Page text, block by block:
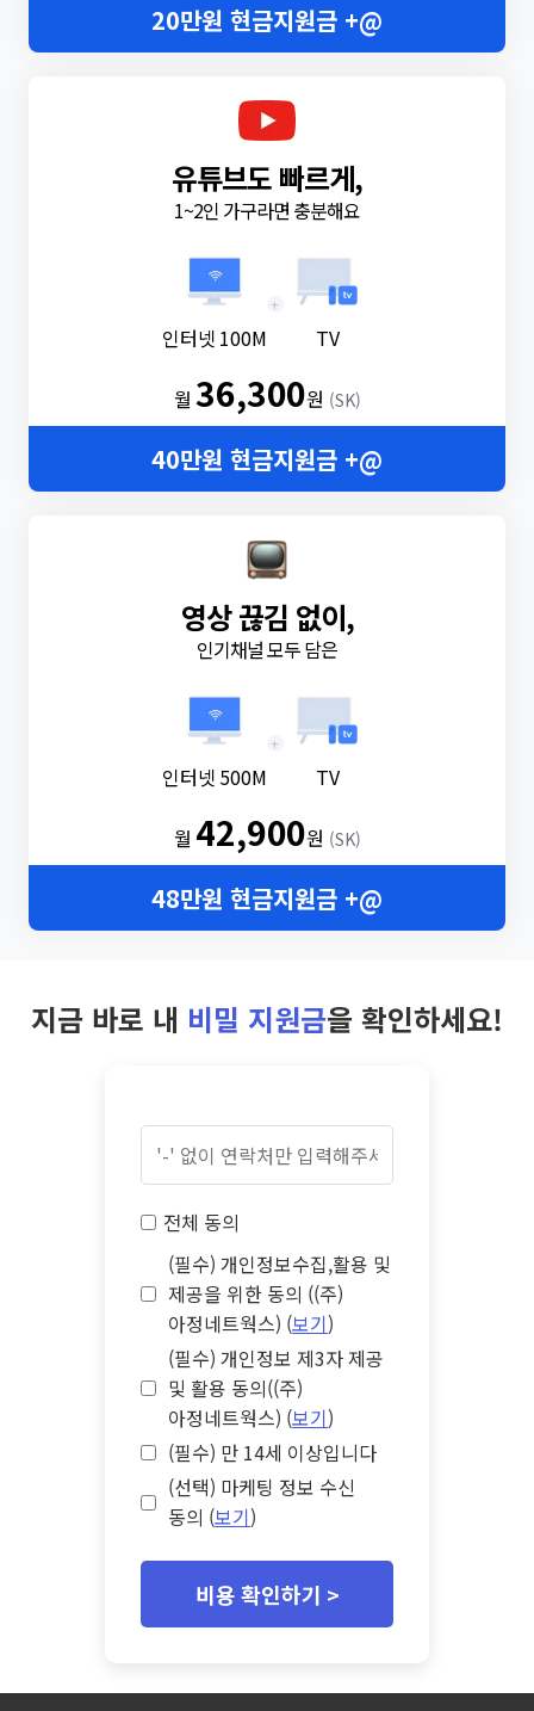
20만원 현금지원금 +@
유튜브도 빠르게,
1~2인 가구라면 충분해요
인터넷 100M
+
TV
월36,300원 (SK)
40만원 현금지원금 +@
영상 끊김 없이,
인기채널 모두 담은
인터넷 500M
+
TV
월 42,900원 (SK)
48만원 현금지원금 +@
지금 바로 내 비밀 지원금을 확인하세요!
전체 동의
(필수) 개인정보수집,활용 및
제공을 위한 동의 ((주)
아정네트웍스) (보기)
(필수) 개인정보 제3자 제공
및 활용 동의((주)
아정네트웍스) (보기)
(필수) 만 14세 이상입니다
(선택) 마케팅 정보 수신
동의 (보기)
비용 확인하기 >